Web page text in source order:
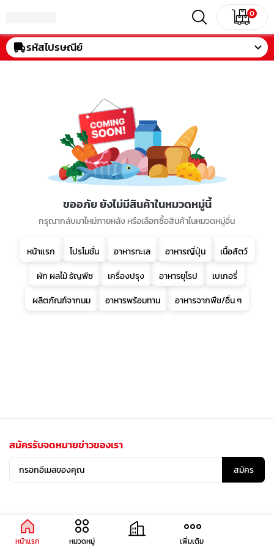
0
รหัสไปรษณีย์
ขออภัย ยังไม่มีสินค้าในหมวดหมู่นี้
กรุณากลับมาใหม่ภายหลัง หรือเลือกซื้อสินค้าในหมวดหมู่อื่น
หน้าแรก โปรโมชั่น อาหารทะเล อาหารญี่ปุ่น
เนื้อสัตว์
ผัก ผลไม้ ธัญพืช
เครื่องปรุง อาหารยุโรป
เบเกอรี่
ผลิตภัณฑ์จากนม
อาหารพร้อมทาน อาหารจากพืช/อื่น ๆ
สมัครรับจดหมายข่าวของเรา
สมัคร
หน้าแรก หมวดหมู่ เพิ่มเติม